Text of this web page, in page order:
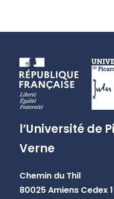
l’Université de
Verne
Chemin du Thil
80025 Amiens Cedex 1